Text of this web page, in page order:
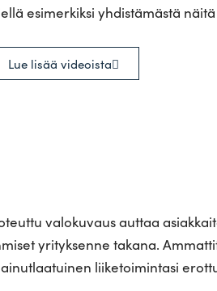
esi­mer­kiksi yhdis­tä­mästä
Lue lisää videoista
valo­kuvaus auttaa
yri­tyk­senne takana.
lii­ke­toi­mintasi